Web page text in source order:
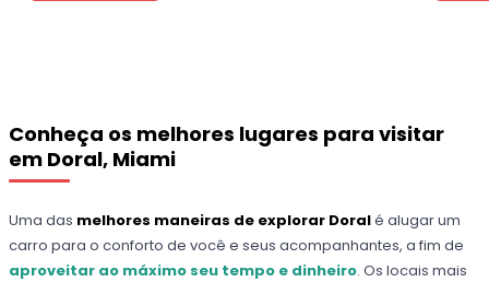
Conheça os melhores lugares para visitar
em Doral, Miami
Uma das melhores maneiras de explorar Doralé alugar um
carro para o conforto de você e seus acompanhantes, a fim de
aproveitar ao máximo seu tempo e dinheiro. Os locais mais